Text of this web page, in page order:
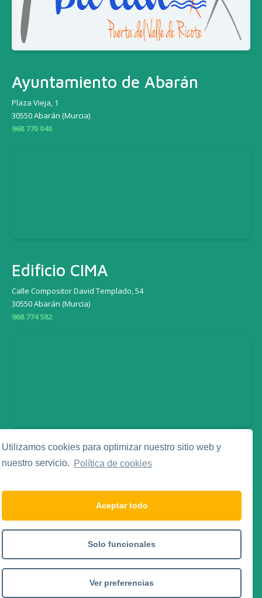
Utilizamos cookies para optimizar nuestro sitio web y
nuestro servicio. Política de cookies
Aceptar todo
Solo funcionales
Ver preferencias
Ayuntamiento de Abarán
Plaza Vieja, 1
30550 Abarán (Murcia)
968 770 040
Edificio CIMA
Calle Compositor David Templado, 54
30550 Abarán (Murcia)
968 774 582
Legal
Política de Privacidad
Social Media